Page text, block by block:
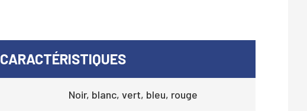
CARACTÉRISTIQUES
Noir, blanc, vert, bleu, rouge